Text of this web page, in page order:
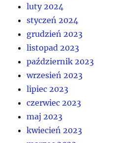
luty 2024
styczeń 2024
grudzień 2023
listopad 2023
październik 2023
wrzesień 2023
lipiec 2023
czerwiec 2023
maj 2023
kwiecień 2023